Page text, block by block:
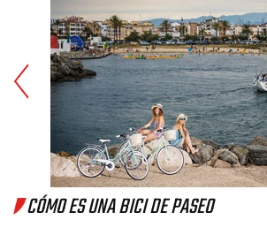
CÓMO ES UNA BICI DE PASEO